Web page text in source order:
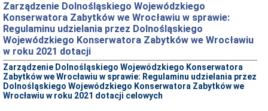
kompetencje
Przedmiot
działania
i
kompetencje
Sprawozdawczość
finansowa
Statystyki
Wojewódzka
Zarządzenie Dolnośląskiego Wojewódzkiego
Konserwatora Zabytków we Wrocławiu w sprawie:
Regulaminu udzielania przez Dolnośląskiego
Wojewódzkiego Konserwatora Zabytków we Wrocławiu
w roku 2021 dotacji
Zarządzenie Dolnośląskiego Wojewódzkiego Konserwatora
Zabytków we Wrocławiu w sprawie: Regulaminu udzielania przez
Dolnośląskiego Wojewódzkiego Konserwatora Zabytków we
Wrocławiu w roku 2021 dotacji celowych